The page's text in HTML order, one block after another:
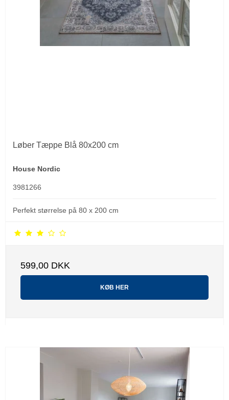
Løber Tæppe Blå 80x200 cm
House Nordic
3981266
Perfekt størrelse på 80 x 200 cm
599,00 DKK
KØB HER